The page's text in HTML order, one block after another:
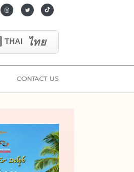
THAI ไทย
CONTACT US